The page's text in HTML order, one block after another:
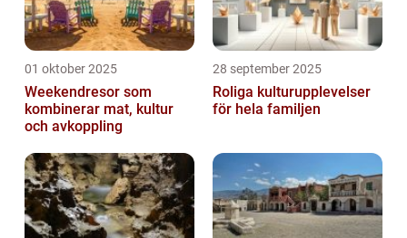
01 oktober 2025
Weekendresor som
kombinerar mat, kultur
och avkoppling
28 september 2025
Roliga kulturupplevelser
för hela familjen